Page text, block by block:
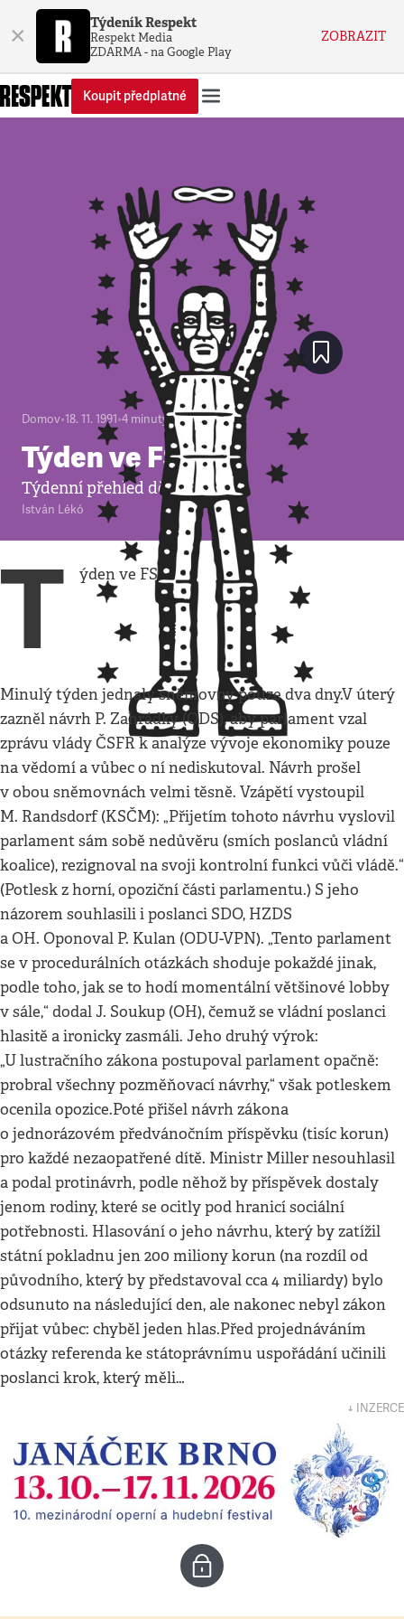
× Týdeník Respekt
Respekt Media
ZDARMA - na Google Play
ZOBRAZIT
Koupit předplatné
Domov•18. 11. 1991•4 minuty
Týden ve FS
Týdenní přehled dění ve FS.
István Lékó
T ýden ve FS
Minulý týden jednaly sněmovny pouze dva dny.V úterý
zazněl návrh P. Zahrádky (ODS), aby parlament vzal
zprávu vlády ČSFR k analýze vývoje ekonomiky pouze
na vědomí a vůbec o ní nediskutoval. Návrh prošel
v obou sněmovnách velmi těsně. Vzápětí vystoupil
M. Randsdorf (KSČM): „Přijetím tohoto návrhu vyslovil
parlament sám sobě nedůvěru (smích poslanců vládní
koalice), rezignoval na svoji kontrolní funkci vůči vládě.“
(Potlesk z horní, opoziční části parlamentu.) S jeho
názorem souhlasili i poslanci SDO, HZDS
a OH. Oponoval P. Kulan (ODU-VPN). „Tento parlament
se v procedurálních otázkách shoduje pokaždé jinak,
podle toho, jak se to hodí momentální většinové lobby
v sále,“ dodal J. Soukup (OH), čemuž se vládní poslanci
hlasitě a ironicky zasmáli. Jeho druhý výrok:
„U lustračního zákona postupoval parlament opačně:
probral všechny pozměňovací návrhy,“ však potleskem
ocenila opozice.Poté přišel návrh zákona
o jednorázovém předvánočním příspěvku (tisíc korun)
pro každé nezaopatřené dítě. Ministr Miller nesouhlasil
a podal protinávrh, podle něhož by příspěvek dostaly
jenom rodiny, které se ocitly pod hranicí sociální
potřebnosti. Hlasování o jeho návrhu, který by zatížil
státní pokladnu jen 200 miliony korun (na rozdíl od
původního, který by představoval cca 4 miliardy) bylo
odsunuto na následující den, ale nakonec nebyl zákon
přijat vůbec: chyběl jeden hlas.Před projednáváním
otázky referenda ke státoprávnímu uspořádání učinili
poslanci krok, který měli…
↓ INZERCE